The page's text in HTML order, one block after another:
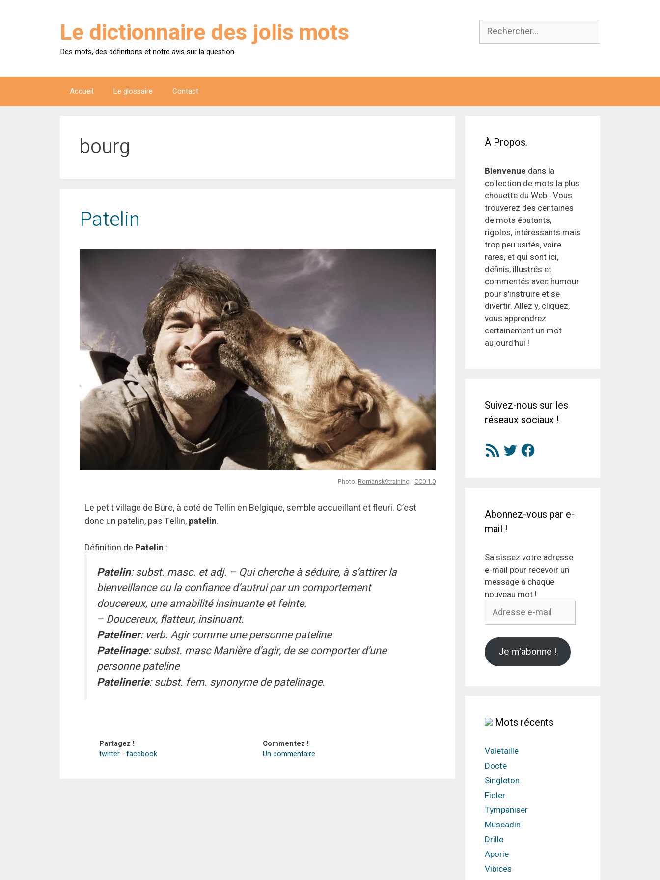
Rechercher :
Le dictionnaire des jolis mots
Des mots, des définitions et notre avis sur la question.
Accueil Le glossaire Contact
bourg
Patelin
Photo: Romansk9training - CC0 1.0
Le petit village de Bure, à coté de Tellin en Belgique, semble accueillant et fleuri. C’est
donc un patelin, pas Tellin,patelin.
Définition de Patelin :
Patelin: subst. masc. et adj. – Qui cherche à séduire, à s’attirer la
bienveillance ou la confiance d’autrui par un comportement
doucereux, une amabilité insinuante et feinte.
– Doucereux, flatteur, insinuant.
Pateliner: verb.Agir comme une personne pateline
Patelinage: subst. masc Manière d’agir, de se comporter d’une
personne pateline
Patelinerie: subst. fem. synonyme de patelinage.
Partagez !
twitter - facebook
Commentez !
Un commentaire
À Propos.
Bienvenue dans la
collection de mots la plus
chouette du Web ! Vous
trouverez des centaines
de mots épatants,
rigolos, intéressants mais
trop peu usités, voire
rares, et qui sont ici,
définis, illustrés et
commentés avec humour
pour s'instruire et se
divertir. Allez y, cliquez,
vous apprendrez
certainement un mot
aujourd'hui !
Suivez-nous sur les
réseaux sociaux !
Flux
RSS
TwitterFacebook
Abonnez-vous par e-
mail !
Saisissez votre adresse
e-mail pour recevoir un
message à chaque
nouveau mot !
Adresse
Je m'abonne !
Mots récents
Valetaille
Docte
Singleton
Fioler
Tympaniser
Muscadin
Drille
Aporie
Vibices